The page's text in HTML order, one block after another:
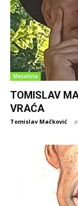
Mesečina
TOMISLAV
VRAĆA
Tomislav Mačković -